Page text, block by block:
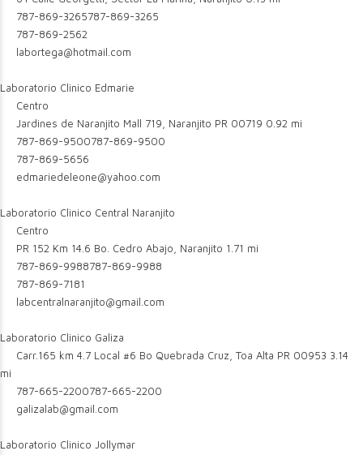
787-869-3265787-869-3265
787-869-2562
labortega@hotmail.com
Laboratorio Clinico Edmarie
Centro
Jardines de Naranjito Mall 719, Naranjito PR 00719 0.92 mi
787-869-9500787-869-9500
787-869-5656
edmariedeleone@yahoo.com
Laboratorio Clinico Central Naranjito
Centro
PR 152 Km 14.6 Bo. Cedro Abajo, Naranjito 1.71 mi
787-869-9988787-869-9988
787-869-7181
labcentralnaranjito@gmail.com
Laboratorio Clinico Galiza
Carr.165 km 4.7 Local #6 Bo Quebrada Cruz, Toa Alta PR 00953 3.14
mi
787-665-2200787-665-2200
galizalab@gmail.com
Laboratorio Clinico Jollymar